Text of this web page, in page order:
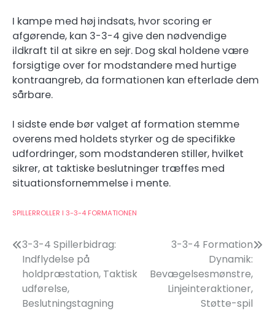
I kampe med høj indsats, hvor scoring er
afgørende, kan 3-3-4 give den nødvendige
ildkraft til at sikre en sejr. Dog skal holdene være
forsigtige over for modstandere med hurtige
kontraangreb, da formationen kan efterlade dem
sårbare.
I sidste ende bør valget af formation stemme
overens med holdets styrker og de specifikke
udfordringer, som modstanderen stiller, hvilket
sikrer, at taktiske beslutninger træffes med
situationsfornemmelse i mente.
SPILLERROLLER I 3-3-4 FORMATIONEN
Post
navigation
3-3-4 Spillerbidrag:
Indflydelse på
holdpræstation, Taktisk
udførelse,
Beslutningstagning
3-3-4 Formation
Dynamik:
Bevægelsesmønstre,
Linjeinteraktioner,
Støtte-spil